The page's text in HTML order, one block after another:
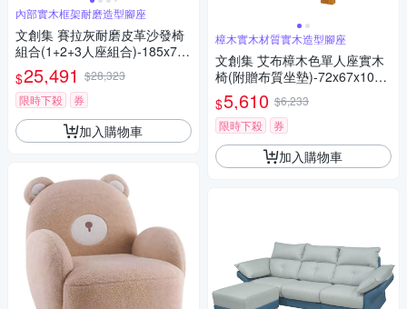
內部實木框架耐磨造型腳座
文創集 賽拉灰耐磨皮革沙發椅
組合(1+2+3人座組合)-185x79x
86cm免組
$25,491 $28,323
限時下殺
券
加入購物車
樟木實木材質實木造型腳座
文創集 艾布樟木色單人座實木
椅(附贈布質坐墊)-72x67x100c
m免組
$5,610 $6,233
限時下殺
券
加入購物車